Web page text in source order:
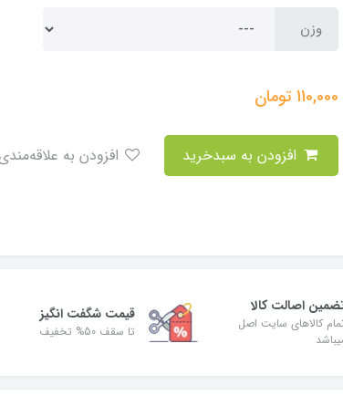
وزن
110,000تومان
اصالت کالا
کالاهای سایت اصل
قیمت شگفت انگیز
تا سقف 50% تخفیف